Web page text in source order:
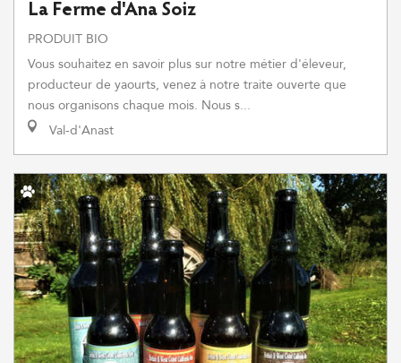
La Ferme d'Ana Soiz
PRODUIT BIO
Vous souhaitez en savoir plus sur notre métier d'éleveur,
producteur de yaourts, venez à notre traite ouverte que
nous organisons chaque mois. Nous s...
Val-d'Anast